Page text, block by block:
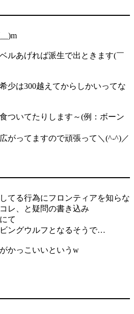
ルあげれば派生で出ときます(￣
少は300越えてからしかいってな
ついてたりします～(例：ボーン
がってますので頑張って＼(^-^)／
てる行為にフロンティアを知らな
レ、と疑問の書き込み
て
ングウルフとなるそうで…
かっこいいというw